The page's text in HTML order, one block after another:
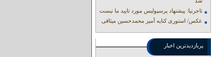
تاجرنیا: پیشنهاد پرسپولیس مورد تایید ما نیست
عکس/ استوری کنایه آمیز محمدحسین میثاقی
پربازدیدترین اخبار